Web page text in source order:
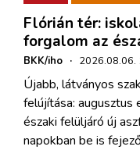
Flórián tér:
forgalom az
BKK/iho · 2026.08.06.
Újabb, látványos
felújítása:
északi felüljáró új
napokban be is